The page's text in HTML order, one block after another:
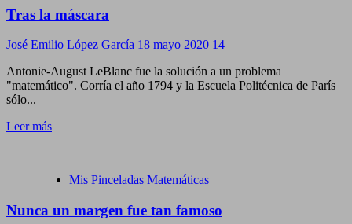
Tras la máscara
José Emilio López García 18 mayo 2020 14
Antonie-August LeBlanc fue la solución a un problema
"matemático". Corría el año 1794 y la Escuela Politécnica de París
sólo...
Leer más
Mis Pinceladas Matemáticas
Nunca un margen fue tan famoso